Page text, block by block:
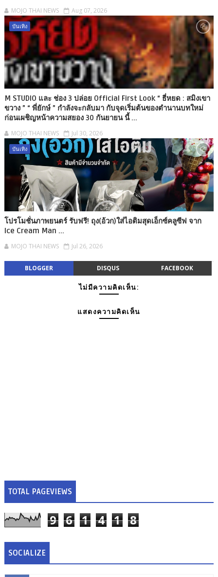
MOJO THAI NEWS Aug 07, 2026
บันเทิง
M STUDIO และ ช่อง 3 ปล่อย Official First Look “ ธี่หยด : สมิงเขา
ขวาง ” “ พี่ยักษ์ ” กำลังจะกลับมา กับจุดเริ่มต้นของตำนานบทใหม่
ก่อนเผชิญหน้าความสยอง 30 กันยายน นี้ ...
MOJO THAI NEWS Jul 30, 2026
บันเทิง
โปรโมชั่นภาพยนตร์ รับฟรี! ถุง(อ้วก)ใส่ไอติมสุดเอ็กซ์คลูซีฟ จาก
Ice Cream Man ...
MOJO THAI NEWS Jul 26, 2026
BLOGGER DISQUS FACEBOOK
ไม่มีความคิดเห็น:
แสดงความคิดเห็น
TOTAL PAGEVIEWS
9 6 1 4 1 8
SOCIALIZE